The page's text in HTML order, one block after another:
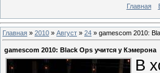
Главная
Главная » 2010 » Август » 24 » gamescom 2010:
gamescom 2010: Black Ops учится у Кэмерона
В